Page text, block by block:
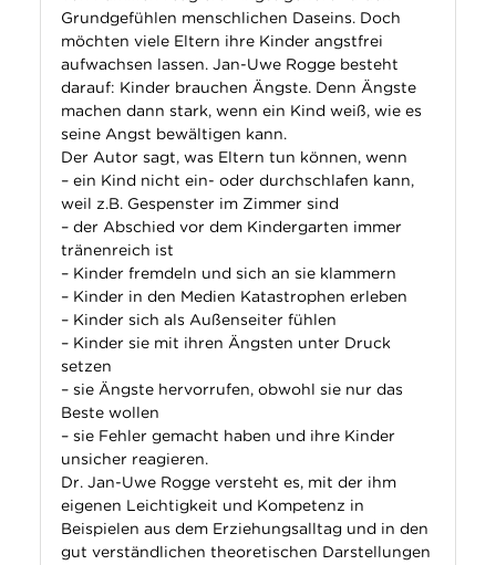
Grundgefühlen menschlichen Daseins. Doch
möchten viele Eltern ihre Kinder angstfrei
aufwachsen lassen. Jan-Uwe Rogge besteht
darauf: Kinder brauchen Ängste. Denn Ängste
machen dann stark, wenn ein Kind weiß, wie es
seine Angst bewältigen kann.
Der Autor sagt, was Eltern tun können, wenn
– ein Kind nicht ein- oder durchschlafen kann,
weil z.B. Gespenster im Zimmer sind
– der Abschied vor dem Kindergarten immer
tränenreich ist
– Kinder fremdeln und sich an sie klammern
– Kinder in den Medien Katastrophen erleben
– Kinder sich als Außenseiter fühlen
– Kinder sie mit ihren Ängsten unter Druck
setzen
– sie Ängste hervorrufen, obwohl sie nur das
Beste wollen
– sie Fehler gemacht haben und ihre Kinder
unsicher reagieren.
Dr. Jan-Uwe Rogge versteht es, mit der ihm
eigenen Leichtigkeit und Kompetenz in
Beispielen aus dem Erziehungsalltag und in den
gut verständlichen theoretischen Darstellungen